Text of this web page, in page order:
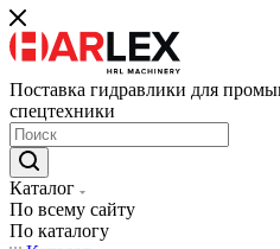
Поставка гидравлики для
спецтехники
Каталог
По всему сайту
По каталогу